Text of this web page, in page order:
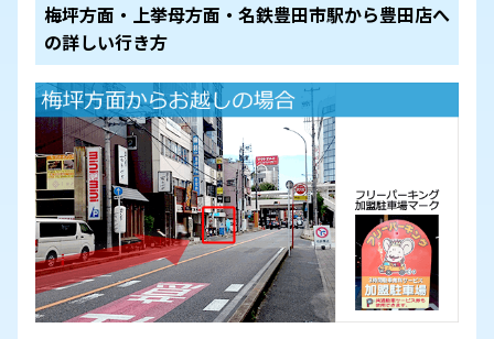
梅坪方面・上挙母方面・名鉄豊田市駅から豊田店へ
の詳しい行き方